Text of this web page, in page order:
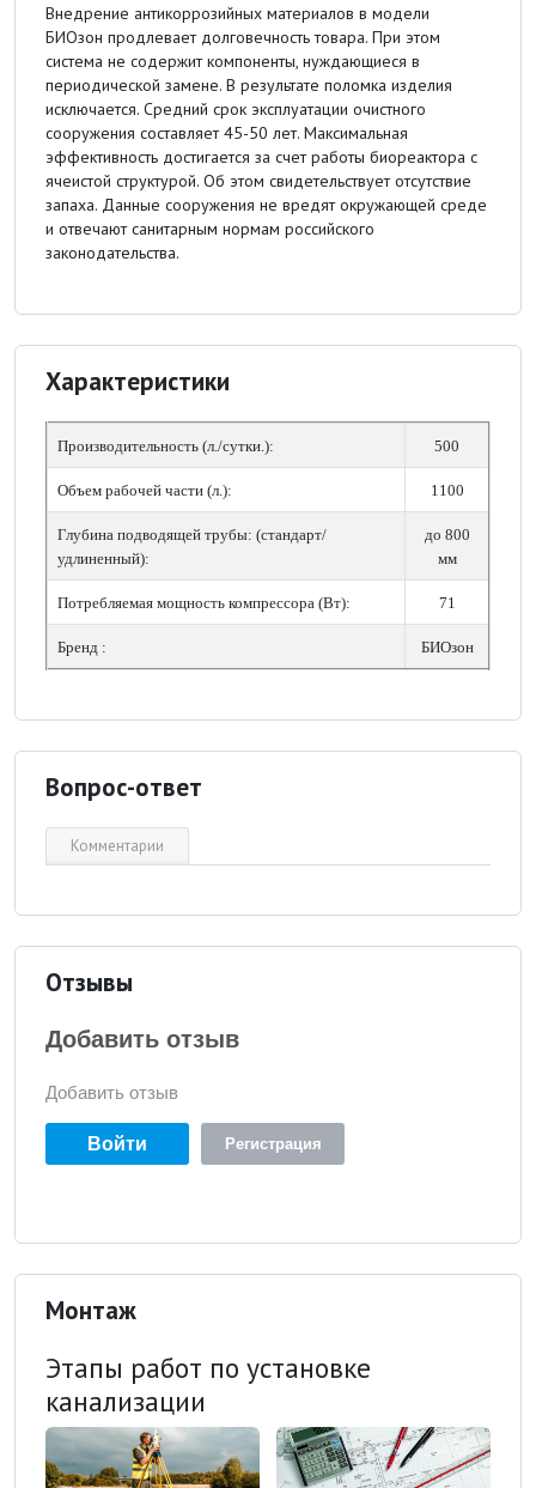
Внедрение антикоррозийных материалов в модели
БИОзон продлевает долговечность товара. При этом
система не содержит компоненты, нуждающиеся в
периодической замене. В результате поломка изделия
исключается. Средний срок эксплуатации очистного
сооружения составляет 45-50 лет. Максимальная
эффективность достигается за счет работы биореактора с
ячеистой структурой. Об этом свидетельствует отсутствие
запаха. Данные сооружения не вредят окружающей среде
и отвечают санитарным нормам российского
законодательства.
Характеристики
Производительность (л./сутки.): 500
Объем рабочей части (л.): 1100
Глубина подводящей трубы: (стандарт/
удлиненный):
до 800
мм
Потребляемая мощность компрессора (Вт): 71
Бренд : БИОзон
Вопрос-ответ
Комментарии
Отзывы
Добавить отзыв
Добавить отзыв
Войти Регистрация
Монтаж
Этапы работ по установке
канализации